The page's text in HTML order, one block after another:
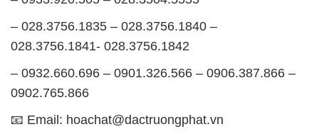
– 028.3756.1835 – 028.3756.1840 –
028.3756.1841- 028.3756.1842
– 0932.660.696 – 0901.326.566 – 0906.387.866 –
0902.765.866
📧 Email: hoachat@dactruongphat.vn